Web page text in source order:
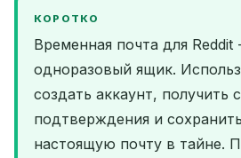
КОРОТКО
Временная почта для
одноразовый ящик.
создать аккаунт, получить
подтверждения и
настоящую почту в тайне.